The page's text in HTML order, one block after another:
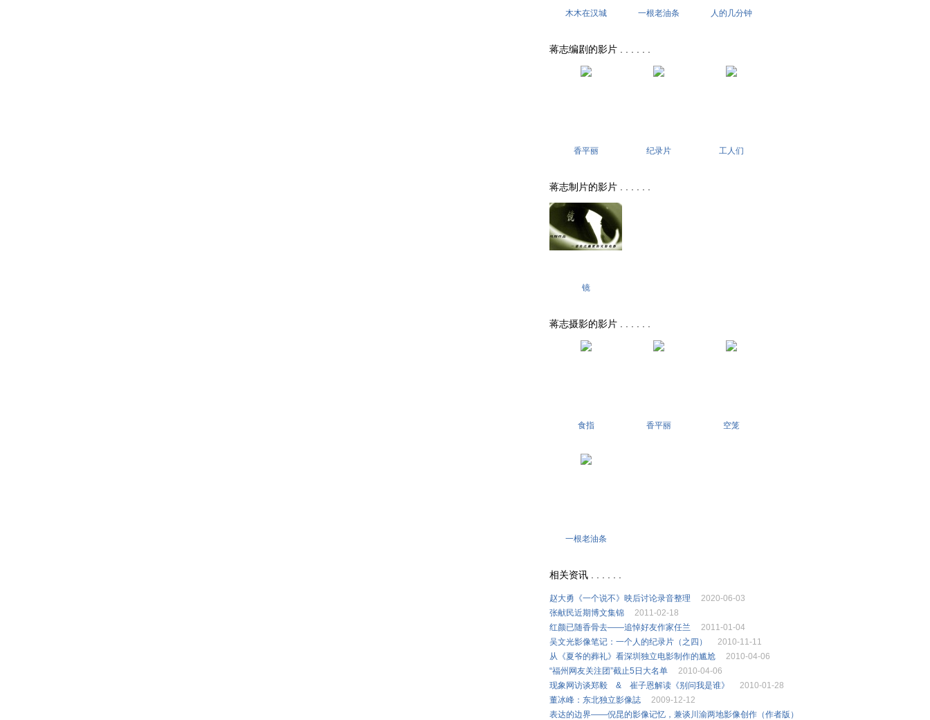
木木在汉城 一根老油条 人的几分钟
蒋志编剧的影片 . . . . . .
香平丽 纪录片 工人们
蒋志制片的影片 . . . . . .
镜
蒋志摄影的影片 . . . . . .
食指 香平丽 空笼
一根老油条
相关资讯 . . . . . .
赵大勇《一个说不》映后讨论录音整理
2020-06-03
张献民近期博文集锦
2011-02-18
红颜已随香骨去——追悼好友作家任兰
2011-01-04
吴文光影像笔记：一个人的纪录片（之四）
2010-11-11
从《夏爷的葬礼》看深圳独立电影制作的尴尬
2010-04-06
“福州网友关注团”截止5日大名单
2010-04-06
现象网访谈郑毅 & 崔子恩解读《别问我是谁》
2010-01-28
董冰峰：东北独立影像誌
2009-12-12
表达的边界——倪昆的影像记忆，兼谈川渝两地影像创作（作者版）